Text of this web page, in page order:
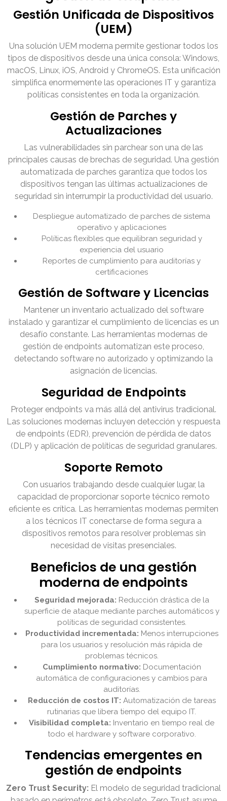
Gestión Unificada de Dispositivos
(UEM)
Una solución UEM moderna permite gestionar todos los
tipos de dispositivos desde una única consola: Windows,
macOS, Linux, iOS, Android y ChromeOS. Esta unificación
simplifica enormemente las operaciones IT y garantiza
políticas consistentes en toda la organización.
Gestión de Parches y
Actualizaciones
Las vulnerabilidades sin parchear son una de las
principales causas de brechas de seguridad. Una gestión
automatizada de parches garantiza que todos los
dispositivos tengan las últimas actualizaciones de
seguridad sin interrumpir la productividad del usuario.
Despliegue automatizado de parches de sistema
operativo y aplicaciones
Políticas flexibles que equilibran seguridad y
experiencia del usuario
Reportes de cumplimiento para auditorías y
certificaciones
Gestión de Software y Licencias
Mantener un inventario actualizado del software
instalado y garantizar el cumplimiento de licencias es un
desafío constante. Las herramientas modernas de
gestión de endpoints automatizan este proceso,
detectando software no autorizado y optimizando la
asignación de licencias.
Seguridad de Endpoints
Proteger endpoints va más allá del antivirus tradicional.
Las soluciones modernas incluyen detección y respuesta
de endpoints (EDR), prevención de pérdida de datos
(DLP) y aplicación de políticas de seguridad granulares.
Soporte Remoto
Con usuarios trabajando desde cualquier lugar, la
capacidad de proporcionar soporte técnico remoto
eficiente es crítica. Las herramientas modernas permiten
a los técnicos IT conectarse de forma segura a
dispositivos remotos para resolver problemas sin
necesidad de visitas presenciales.
Beneficios de una gestión
moderna de endpoints
Seguridad mejorada: Reducción drástica de la
superficie de ataque mediante parches automáticos y
políticas de seguridad consistentes.
Productividad incrementada: Menos interrupciones
para los usuarios y resolución más rápida de
problemas técnicos.
Cumplimiento normativo: Documentación
automática de configuraciones y cambios para
auditorías.
Reducción de costos IT: Automatización de tareas
rutinarias que libera tiempo del equipo IT.
Visibilidad completa: Inventario en tiempo real de
todo el hardware y software corporativo.
Tendencias emergentes en
gestión de endpoints
Zero Trust Security: El modelo de seguridad tradicional